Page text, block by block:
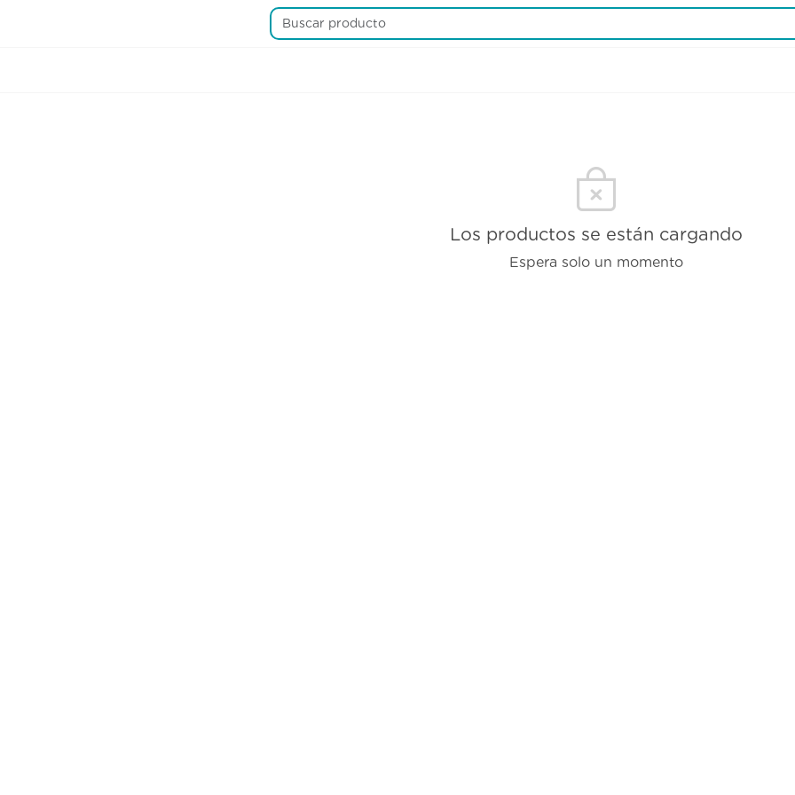
Los productos se están cargando
Espera solo un momento